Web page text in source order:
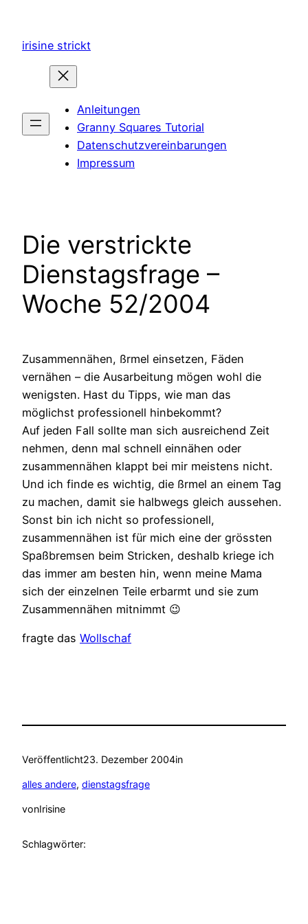
springen
irisine strickt
Anleitungen
Granny Squares Tutorial
Datenschutzvereinbarungen
Impressum
Die verstrickte
Dienstagsfrage –
Woche 52/2004
Zusammennähen, ßrmel einsetzen, Fäden
vernähen – die Ausarbeitung mögen wohl die
wenigsten. Hast du Tipps, wie man das
möglichst professionell hinbekommt?
Auf jeden Fall sollte man sich ausreichend Zeit
nehmen, denn mal schnell einnähen oder
zusammennähen klappt bei mir meistens nicht.
Und ich finde es wichtig, die ßrmel an einem Tag
zu machen, damit sie halbwegs gleich aussehen.
Sonst bin ich nicht so professionell,
zusammennähen ist für mich eine der grössten
Spaßbremsen beim Stricken, deshalb kriege ich
das immer am besten hin, wenn meine Mama
sich der einzelnen Teile erbarmt und sie zum
Zusammennähen mitnimmt 😉
fragte das Wollschaf
Veröffentlicht23. Dezember 2004in
alles andere, dienstagsfrage
vonIrisine
Schlagwörter: